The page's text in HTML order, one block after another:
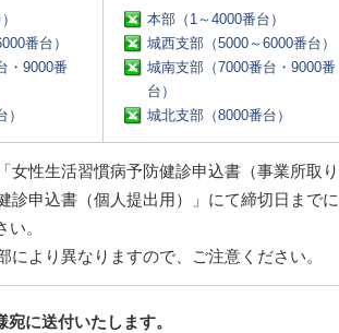
番台）
・9000番
本部（1～4000番台）
城西支部（5000～6000番台）
城南支部（7000番台・9000番
台）
城北支部（8000番台）
女性生活習慣病予防健診申込書（事業所取
診申込書（個人提出用）」にて締切日まで
。
より異なりますので、ご注意ください。
に送付いたします。